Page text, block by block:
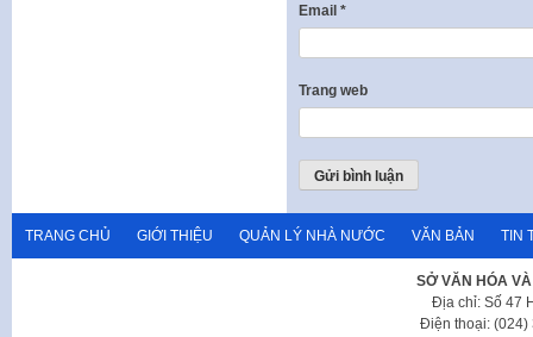
Email *
Trang web
TRANG CHỦ GIỚI THIỆU QUẢN LÝ NHÀ NƯỚC VĂN BẢN TIN
SỞ VĂN HÓA
Địa chỉ: Số 47
Điện thoại: (024)